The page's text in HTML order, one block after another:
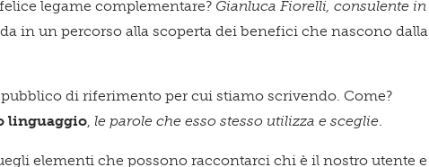
legame complementare? Gianluca Fiorelli, consulente in
in un percorso alla scoperta dei benefici che nascono dalla
di riferimento per cui stiamo scrivendo. Come?
linguaggio,le parole che esso stesso utilizza e sceglie.
elementi che possono raccontarci chi è il nostro utente e